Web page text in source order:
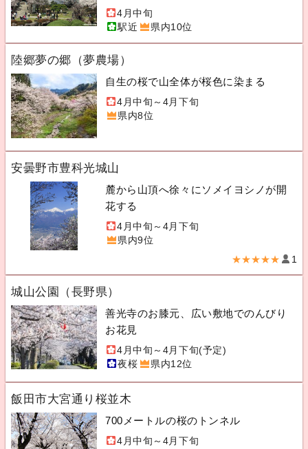
4月中旬
駅近
県内10位
陸郷夢の郷（夢農場）
自生の桜で山全体が桜色に染まる
4月中旬～4月下旬
県内8位
安曇野市豊科光城山
麓から山頂へ徐々にソメイヨシノが開
花する
4月中旬～4月下旬
県内9位
★★★★★ 1
城山公園（長野県）
善光寺のお膝元、広い敷地でのんびり
お花見
4月中旬～4月下旬(予定)
夜桜
県内12位
飯田市大宮通り桜並木
700メートルの桜のトンネル
4月中旬～4月下旬